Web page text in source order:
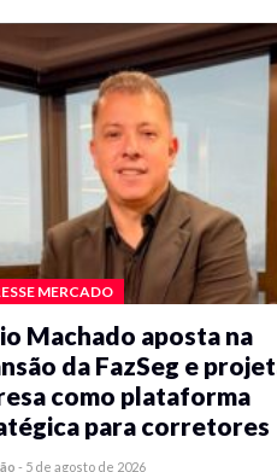
MERCADO
Machado aposta na
da FazSeg e
como plataforma
para corretores
- 5 de agosto de 2026